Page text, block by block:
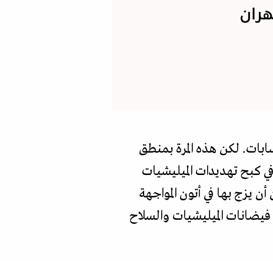
لكن هذه المرة بمنطق
تهديدات الميليشيات
يزج بها في أتون المواجهة
الميليشيات والسلاح